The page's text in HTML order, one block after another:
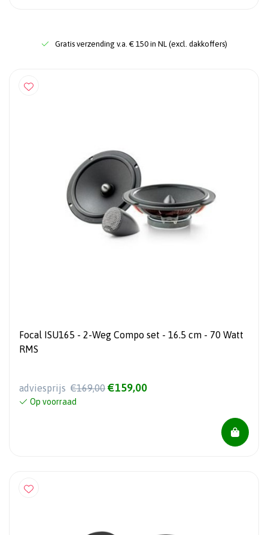
Gratis verzending v.a. € 150 in NL (excl. dakkoffers)
Focal ISU165 - 2-Weg Compo set - 16.5 cm - 70 Watt
RMS
adviesprijs €169,00 €159,00
Op voorraad